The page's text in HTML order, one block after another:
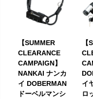
【SUMMER
CLEARANCE
CAMPAIGN】
NANKAI ナンカ
イ DOBERMAN
ドーベルマンシ
イ
ロ